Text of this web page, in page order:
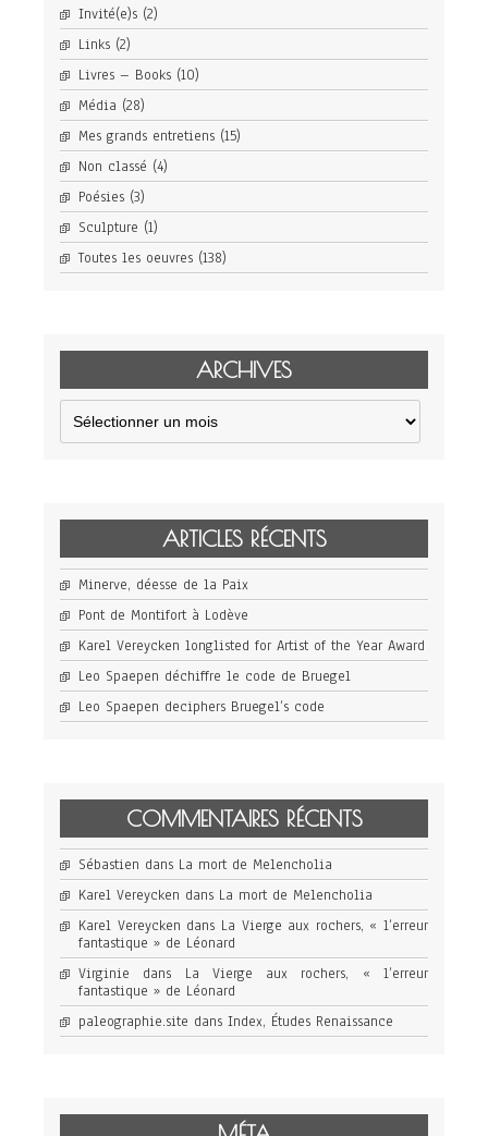
Invité(e)s (2)
Links (2)
Livres – Books (10)
Média (28)
Mes grands entretiens (15)
Non classé (4)
Poésies (3)
Sculpture (1)
Toutes les oeuvres (138)
ARCHIVES
Archives
ARTICLES RÉCENTS
Minerve, déesse de la Paix
Pont de Montifort à Lodève
Karel Vereycken longlisted for Artist of the Year Award
Leo Spaepen déchiffre le code de Bruegel
Leo Spaepen deciphers Bruegel’s code
COMMENTAIRES RÉCENTS
Sébastien dans La mort de Melencholia
Karel Vereycken dans La mort de Melencholia
Karel Vereycken dans La Vierge aux rochers, « l’erreur
fantastique » de Léonard
Virginie dans La Vierge aux rochers, « l’erreur
fantastique » de Léonard
paleographie.site dans Index, Études Renaissance